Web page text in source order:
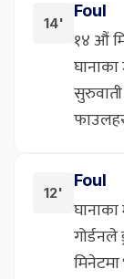
14'
Foul
१४ औं
12'
Foul